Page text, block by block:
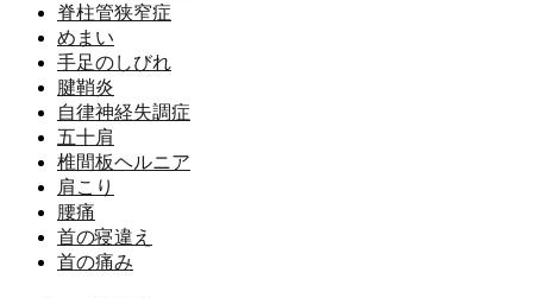
脊柱管狭窄症
めまい
手足のしびれ
腱鞘炎
自律神経失調症
五十肩
椎間板ヘルニア
肩こり
腰痛
首の寝違え
首の痛み